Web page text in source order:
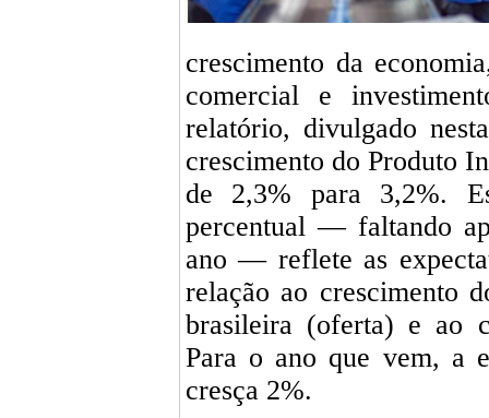
crescimento da
comercial e
relatório, divulgado
crescimento do Produto
de 2,3% para 3,2%.
percentual — faltando
ano — reflete as
relação ao crescimento
brasileira (oferta) e ao
Para o ano que vem, a
cresça 2%.